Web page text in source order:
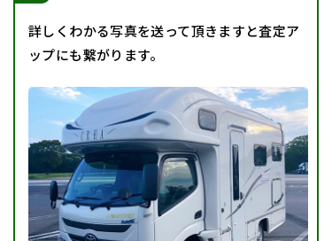
詳しくわかる写真を送って頂きますと査定ア
ップにも繋がります。